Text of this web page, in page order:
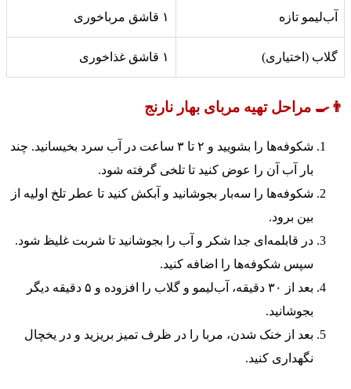
آب‌لیمو تازه ۱ قاشق مرباخوری
گلاب (اختیاری) ۱ قاشق غذاخوری
👨‍🍳 مراحل تهیه مربای بهار نارنج
شکوفه‌ها را بشویید و ۲ تا ۳ ساعت در آب سرد بخیسانید. چند
بار آب آن را عوض کنید تا تلخی گرفته شود.
شکوفه‌ها را سه‌بار بجوشانید و آبکش کنید تا عطر تلخ اولیه از
بین برود.
در قابلمه‌ای جدا شکر و آب را بجوشانید تا شربت غلیظ شود.
سپس شکوفه‌ها را اضافه کنید.
بعد از ۳۰ دقیقه، آب‌لیمو و گلاب را افزوده و ۵ دقیقه دیگر
بجوشانید.
بعد از خنک شدن، مربا را در ظرف تمیز بریزید و در یخچال
نگهداری کنید.